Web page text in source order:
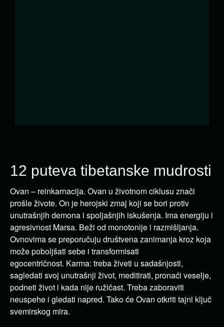
12 puteva tibetanske mudrosti
Ovan – reinkarnacija. Ovan u životnom ciklusu znači
prošle živote. On je herojski zmaj koji se bori protiv
unutrašnjih demona i spoljašnjih iskušenja. Ima energiju i
agresivnost Marsa. Beži od monotonije i razmišljanja.
Ovnovima se preporučuju društvena zanimanja kroz koja
može poboljšati sebe i transformisati
egocentričnost. Karma: treba živeti u sadašnjosti,
sagledati svoj unutrašnji život, meditirati, pronaći veselje,
podneti život i kada nije ružičast. Treba zaboraviti
neuspehe i gledati napred. Tako će Ovan otkriti tajni ključ
svemirskog mira.